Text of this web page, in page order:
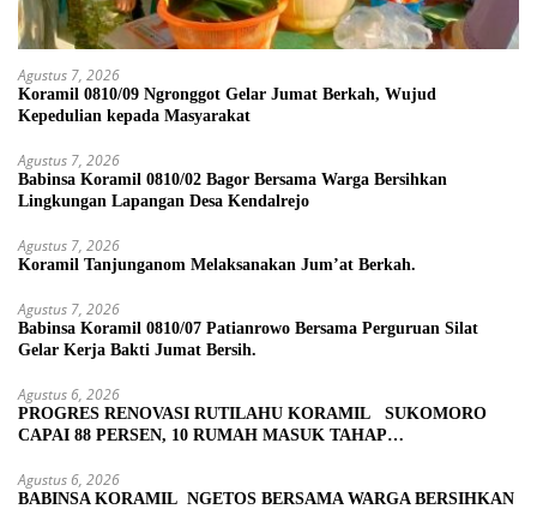
Agustus 7, 2026
Koramil 0810/09 Ngronggot Gelar Jumat Berkah, Wujud
Kepedulian kepada Masyarakat
Agustus 7, 2026
Babinsa Koramil 0810/02 Bagor Bersama Warga Bersihkan
Lingkungan Lapangan Desa Kendalrejo
Agustus 7, 2026
Koramil Tanjunganom Melaksanakan Jum’at Berkah.
Agustus 7, 2026
Babinsa Koramil 0810/07 Patianrowo Bersama Perguruan Silat
Gelar Kerja Bakti Jumat Bersih.
Agustus 6, 2026
PROGRES RENOVASI RUTILAHU KORAMIL SUKOMORO
CAPAI 88 PERSEN, 10 RUMAH MASUK TAHAP
Agustus 6, 2026
BABINSA KORAMIL NGETOS BERSAMA WARGA BERSIHKAN